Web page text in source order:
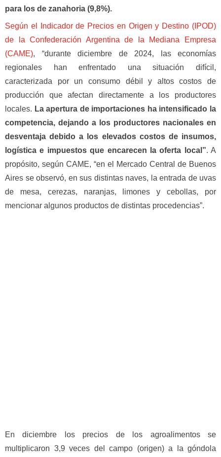
para los de zanahoria (9,8%).
Según el Indicador de Precios en Origen y Destino (IPOD)
de la Confederación Argentina de la Mediana Empresa
(CAME), “durante diciembre de 2024, las economías
regionales han enfrentado una situación difícil,
caracterizada por un consumo débil y altos costos de
producción que afectan directamente a los productores
locales. La apertura de importaciones ha intensificado la
competencia, dejando a los productores nacionales en
desventaja debido a los elevados costos de insumos,
logística e impuestos que encarecen la oferta local”. A
propósito, según CAME, “en el Mercado Central de Buenos
Aires se observó, en sus distintas naves, la entrada de uvas
de mesa, cerezas, naranjas, limones y cebollas, por
mencionar algunos productos de distintas procedencias”.
En diciembre los precios de los agroalimentos se
multiplicaron 3,9 veces del campo (origen) a la góndola